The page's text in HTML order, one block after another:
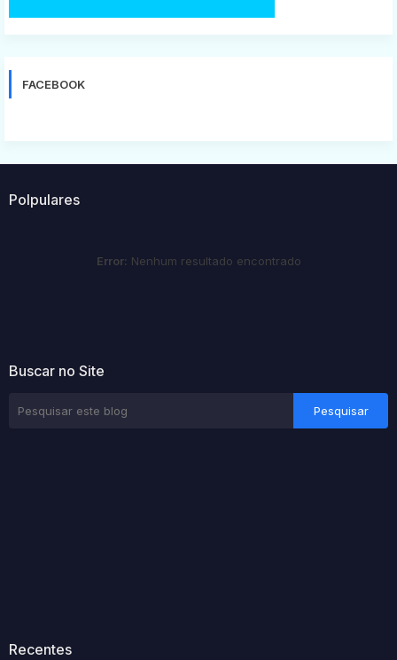
FACEBOOK
Polpulares
Error: Nenhum resultado encontrado
Buscar no Site
Recentes